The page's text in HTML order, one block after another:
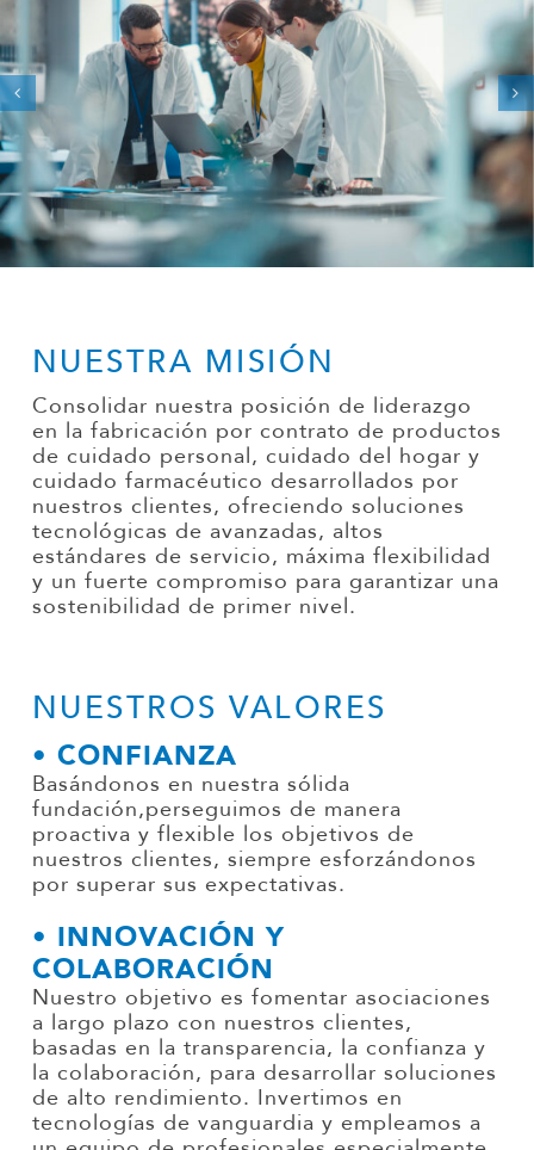
NUESTRA MISIÓN
Consolidar nuestra posición de liderazgo
en la fabricación por contrato de productos
de cuidado personal, cuidado del hogar y
cuidado farmacéutico desarrollados por
nuestros clientes, ofreciendo soluciones
tecnológicas de avanzadas, altos
estándares de servicio, máxima flexibilidad
y un fuerte compromiso para garantizar una
sostenibilidad de primer nivel.
NUESTROS VALORES
• CONFIANZA
Basándonos en nuestra sólida
fundación,perseguimos de manera
proactiva y flexible los objetivos de
nuestros clientes, siempre esforzándonos
por superar sus expectativas.
• INNOVACIÓN Y
COLABORACIÓN
Nuestro objetivo es fomentar asociaciones
a largo plazo con nuestros clientes,
basadas en la transparencia, la confianza y
la colaboración, para desarrollar soluciones
de alto rendimiento. Invertimos en
tecnologías de vanguardia y empleamos a